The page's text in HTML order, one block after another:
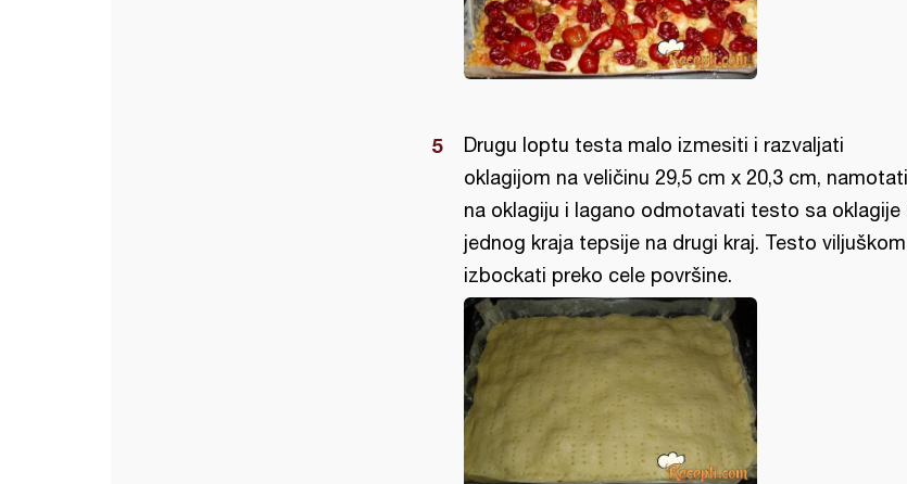
Drugu loptu testa malo izmesiti i razvaljati
oklagijom na veličinu 29,5 cm x 20,3 cm, namotati
na oklagiju i lagano odmotavati testo sa oklagije
jednog kraja tepsije na drugi kraj. Testo viljuškom
izbockati preko cele površine.